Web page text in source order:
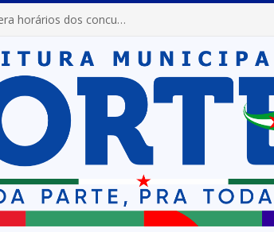
Prefeitura de Portel prorroga inscrições e altera horários dos concursos “Musa” e “Miss Mix Verão 2026”